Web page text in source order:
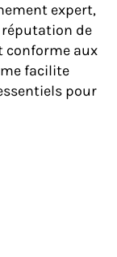
expert,
réputation de
conforme aux
facilite
pour